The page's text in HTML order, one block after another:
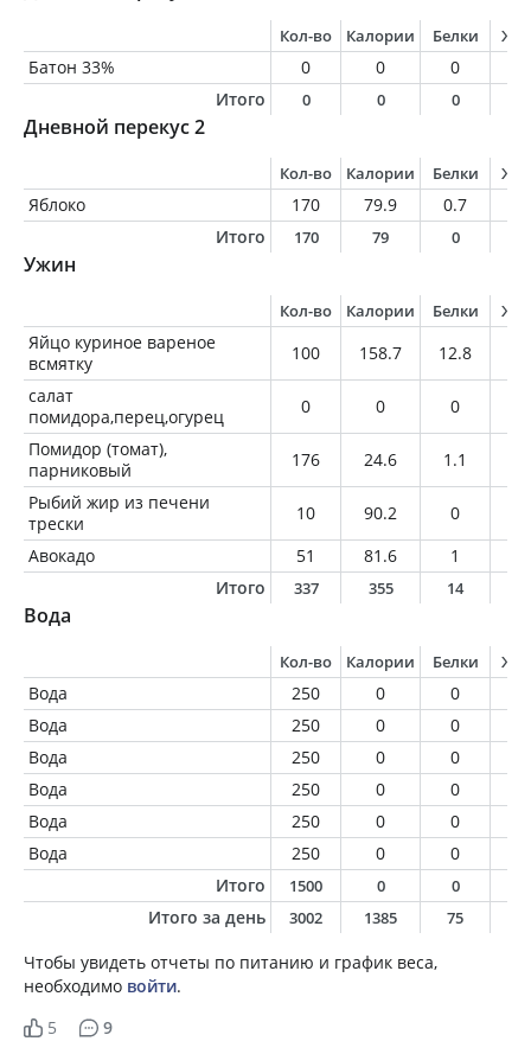
Кол-во Калории Белки
Батон 33% 0 0 0
Итого
0 0 0
Дневной перекус 2
Кол-во Калории Белки
Яблоко 170 79.9 0.7
Итого
170 79 0
Ужин
Кол-во Калории Белки
Яйцо куриное вареное
всмятку
100 158.7 12.8
салат
помидора,перец,огурец
0 0 0
Помидор (томат),
парниковый
176 24.6 1.1
Рыбий жир из печени
трески
10 90.2 0
Авокадо
51 81.6 1
Итого
337 355 14
Вода
Кол-во Калории Белки
Вода 250 0 0
Вода
250 0 0
Вода
250 0 0
Вода
250 0 0
Вода
250 0 0
Вода
250 0 0
Итого
1500 0 0
Итого за день 3002 1385 75
Чтобы увидеть отчеты по питанию и график веса,
необходимо войти.
5
9